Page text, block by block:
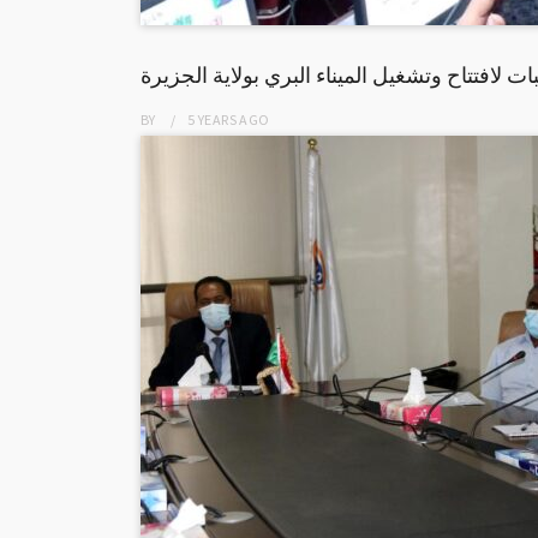
لافتتاح وتشغيل الميناء البري بولاية الجزيرة
BY 5 YEARSAGO